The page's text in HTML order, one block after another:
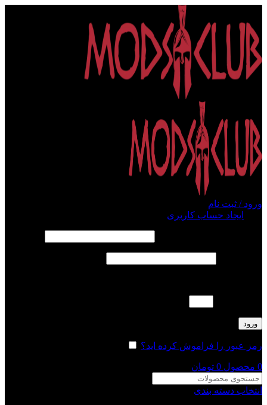
ورود / ثبت نام
ایجاد حساب کاربری
ورود
رمز عبور را فراموش کرده اید؟
0 محصول 0 تومان
انتخاب دسته بندی